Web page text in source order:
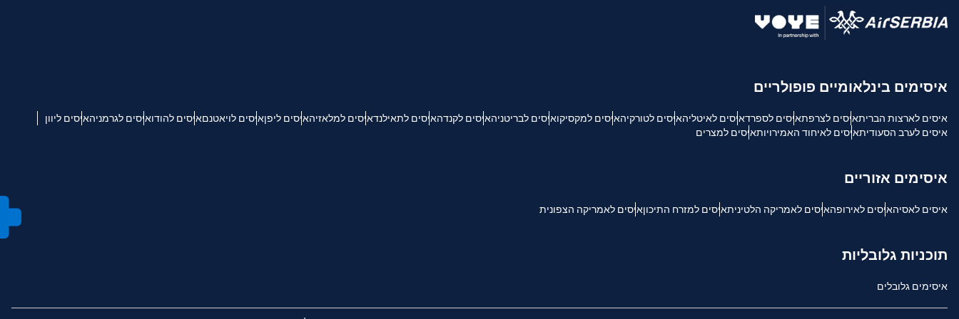
איסימים בינלאומיים פופולריים
איסים לארצות הבריתאיסים לצרפתאיסים לספרדאיסים לאיטליהאיסים לטורקיהאיסים למקסיקואיסים לבריטניהאיסים לקנדהאיסים לתאילנדאיסים למלאזיהאיסים ליפןאיסים לויאטנםאיסים להודואיסים לגרמניהאיסים ליוון
איסים לערב הסעודיתאיסים לאיחוד האמירויותאיסים למצרים
איסימים אזוריים
איסים לאסיהאיסים לאירופהאיסים לאמריקה הלטיניתאיסים למזרח התיכוןאיסים לאמריקה הצפונית
תוכניות גלובליות
איסימים גלובלים
Deutsch
简体中文